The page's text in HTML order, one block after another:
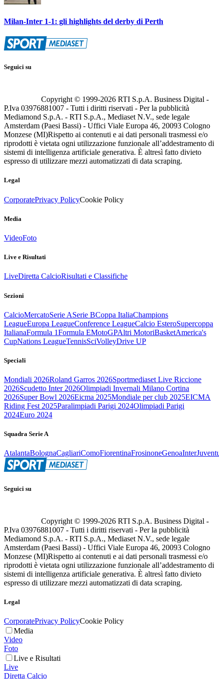
Milan-Inter 1-1: gli highlights del derby di Perth
Seguici su
Copyright © 1999-2026 RTI S.p.A. Business Digital -
P.Iva 03976881007 - Tutti i diritti riservati - Per la pubblicità
Mediamond S.p.A. - RTI S.p.A., Mediaset N.V., sede legale
Amsterdam (Paesi Bassi) - Uffici Viale Europa 46, 20093 Cologno
Monzese (MI)Rispetto ai contenuti e ai dati personali trasmessi e/o
riprodotti è vietata ogni utilizzazione funzionale all’addestramento di
sistemi di intelligenza artificiale generativa. È altresì fatto divieto
espresso di utilizzare mezzi automatizzati di data scraping.
Legal
CorporatePrivacy PolicyCookie Policy
Media
VideoFoto
Live e Risultati
LiveDiretta CalcioRisultati e Classifiche
Sezioni
CalcioMercatoSerie ASerie BCoppa ItaliaChampions
LeagueEuropa LeagueConference LeagueCalcio EsteroSupercoppa
ItalianaFormula 1Formula EMotoGPAltri MotoriBasketAmerica's
CupNations LeagueTennisSciVolleyDrive UP
Speciali
Mondiali 2026Roland Garros 2026Sportmediaset Live Riccione
2026Scudetto Inter 2026Olimpiadi Invernali Milano Cortina
2026Super Bowl 2026Eicma 2025Mondiale per club 2025EICMA
Riding Fest 2025Paralimpiadi Parigi 2024Olimpiadi Parigi
2024Euro 2024
Squadra Serie A
AtalantaBolognaCagliariComoFiorentinaFrosinoneGenoaInter
Seguici su
Copyright © 1999-2026 RTI S.p.A. Business Digital -
P.Iva 03976881007 - Tutti i diritti riservati - Per la pubblicità
Mediamond S.p.A. - RTI S.p.A., Mediaset N.V., sede legale
Amsterdam (Paesi Bassi) - Uffici Viale Europa 46, 20093 Cologno
Monzese (MI)Rispetto ai contenuti e ai dati personali trasmessi e/o
riprodotti è vietata ogni utilizzazione funzionale all’addestramento di
sistemi di intelligenza artificiale generativa. È altresì fatto divieto
espresso di utilizzare mezzi automatizzati di data scraping.
Legal
CorporatePrivacy PolicyCookie Policy
Media
Video
Foto
Live e Risultati
Live
Diretta Calcio